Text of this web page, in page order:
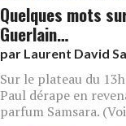
Quelques mots
Guerlain…
par Laurent David
Sur le plateau du
Paul dérape en
parfum Samsara.